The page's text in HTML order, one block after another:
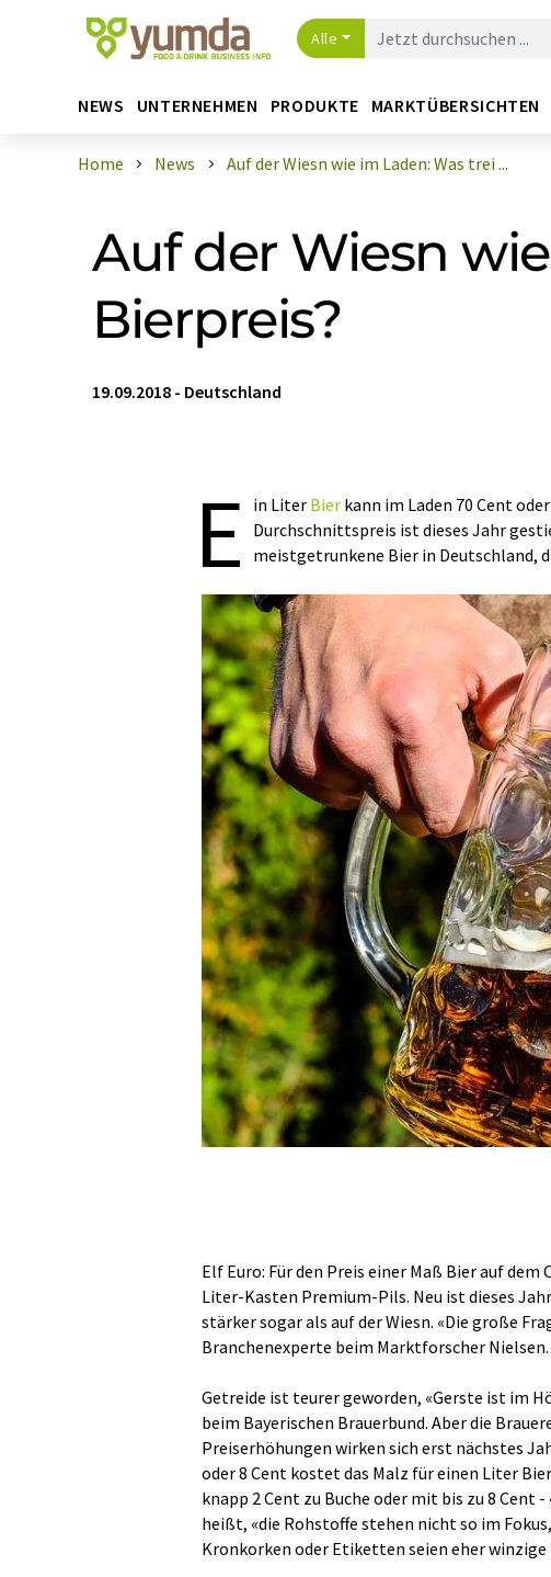
Alle
NEWS UNTERNEHMEN PRODUKTE MARKTÜBERSICHTEN
Home News Auf der Wiesn wie im Laden: Was trei ...
Auf der Wiesn
Bierpreis?
19.09.2018 - Deutschland
E in Liter Bier kann im Laden 70 Cent
Durchschnittspreis ist dieses Jahr
meistgetrunkene Bier in Deutschland,
Elf Euro: Für den Preis einer Maß Bier auf
Liter-Kasten Premium-Pils. Neu ist dieses
stärker sogar als auf der Wiesn. «Die große
Branchenexperte beim Marktforscher
Getreide ist teurer geworden, «Gerste ist im
beim Bayerischen Brauerbund. Aber die
Preiserhöhungen wirken sich erst nächstes
oder 8 Cent kostet das Malz für einen Liter
knapp 2 Cent zu Buche oder mit bis zu 8 Cent
heißt, «die Rohstoffe stehen nicht so im
Kronkorken oder Etiketten seien eher